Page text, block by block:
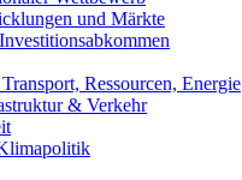
und Märkte
Ressourcen, Energie
& Verkehr